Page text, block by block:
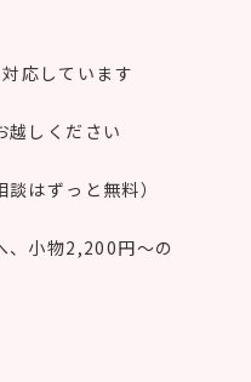
応しています
しください
はずっと無料）
、小物2,200円〜の